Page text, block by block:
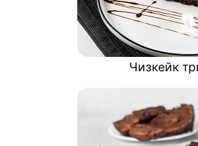
Чизкейк